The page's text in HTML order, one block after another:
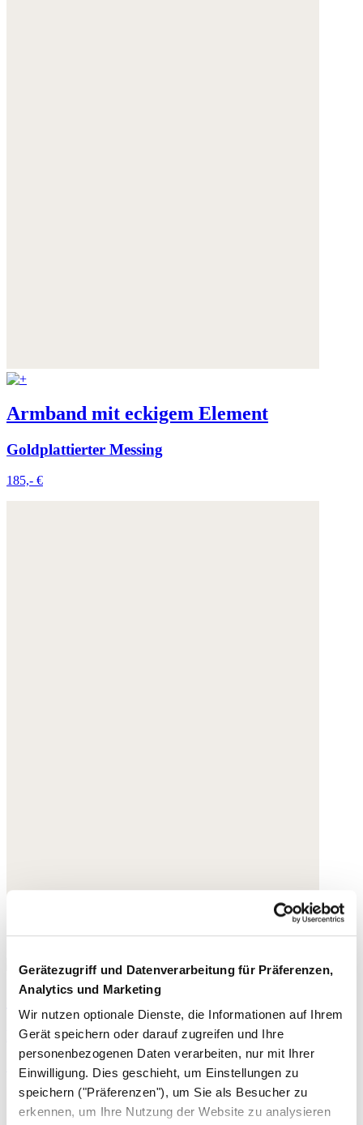
Gerätezugriff und Datenverarbeitung für Präferenzen,
Analytics und Marketing
Wir nutzen optionale Dienste, die Informationen auf Ihrem
Gerät speichern oder darauf zugreifen und Ihre
personenbezogenen Daten verarbeiten, nur mit Ihrer
Einwilligung. Dies geschieht, um Einstellungen zu
speichern ("Präferenzen"), um Sie als Besucher zu
erkennen, um Ihre Nutzung der Website zu analysieren
Armband mit eckigem Element
Goldplattierter Messing
185,- €
Geflochtene Sandalen
Leder
195,- €